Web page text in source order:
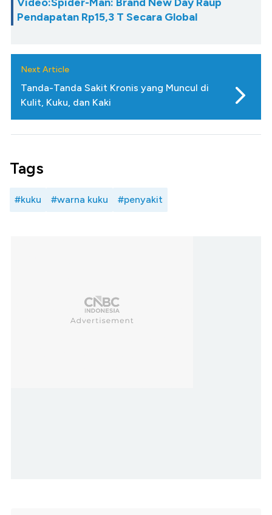
Pendapatan Rp15,3 T Secara Global
Next Article
Tanda-Tanda Sakit Kronis yang Muncul di
Kulit, Kuku, dan Kaki
Tags
#kuku #warna kuku #penyakit